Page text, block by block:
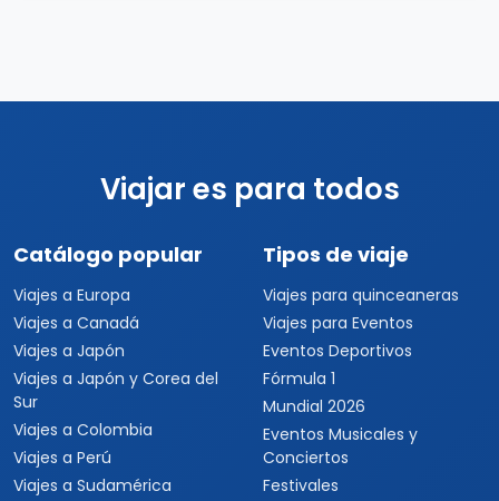
Viajar es para todos
Catálogo popular
Viajes a Europa
Viajes a Canadá
Viajes a Japón
Viajes a Japón y Corea del
Sur
Viajes a Colombia
Viajes a Perú
Viajes a Sudamérica
Tipos de viaje
Viajes para quinceaneras
Viajes para Eventos
Eventos Deportivos
Fórmula 1
Mundial 2026
Eventos Musicales y
Conciertos
Festivales